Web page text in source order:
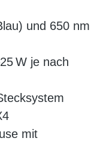
und 650 nm
W je nach
mit